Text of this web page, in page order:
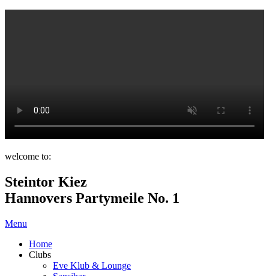
welcome to:
Steintor Kiez
Hannovers Partymeile No. 1
Menu
Home
Clubs
Eve Klub & Lounge